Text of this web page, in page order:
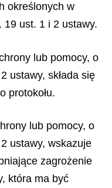
określonych w
ust. 1 i 2 ustawy.
lub pomocy, o
ustawy, składa się
protokołu.
lub pomocy, o
ustawy, wskazuje
zagrożenie
która ma być